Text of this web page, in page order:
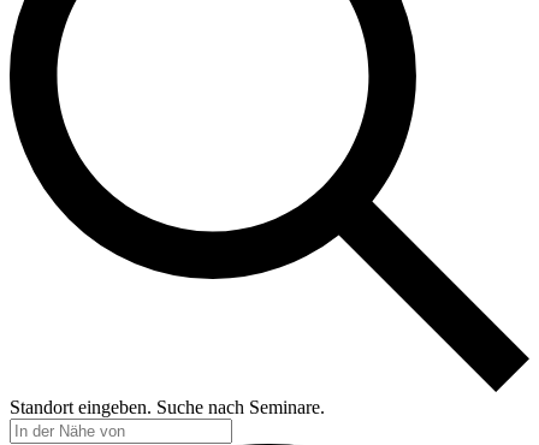
Standort eingeben. Suche nach Seminare.